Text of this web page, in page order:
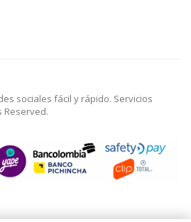
sociales fácil y rápido. Servicios
Reserved.